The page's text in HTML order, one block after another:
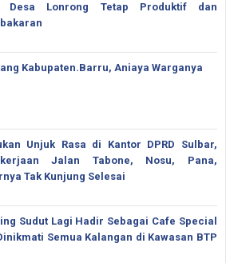
Desa Lonrong Tetap Produktif dan
Kabupaten.Barru, Aniaya Warganya
Unjuk Rasa di Kantor DPRD Sulbar,
Jalan Tabone, Nosu, Pana,
Tak Kunjung Selesai
Sudut Lagi Hadir Sebagai Cafe Special
Semua Kalangan di Kawasan BTP